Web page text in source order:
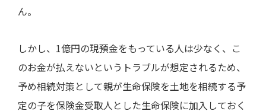
ん。
しかし、 1億円の現預金をもっている人は少なく、こ
のお金が払えないというトラブルが想定されるため、
予め相続対策として親が生命保険を土地を相続する予
定の子を保険金受取人とした生命保険に加入しておく